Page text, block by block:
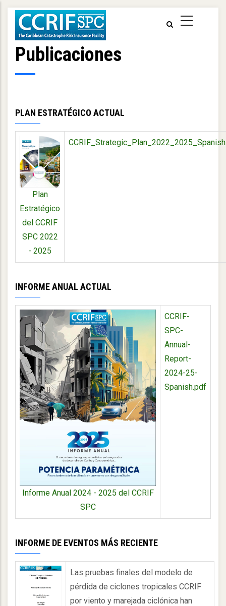
Pasar
contenido
principal
Publicaciones
PLAN ESTRATÉGICO ACTUAL
Plan
Estratégico
del CCRIF
SPC 2022
- 2025
INFORME ANUAL ACTUAL
Informe Anual 2024 - 2025 del CCRIF
SPC
CCRIF-
SPC-
Annual-
Report-
2024-25-
Spanish.pdf
INFORME DE EVENTOS MÁS RECIENTE
Las pruebas finales del modelo de
pérdida de ciclones tropicales CCRIF
por viento y marejada ciclónica han